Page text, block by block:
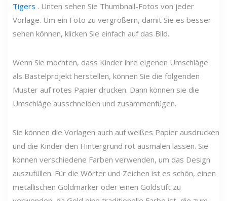
Tigers . Unten sehen Sie Thumbnail-Fotos von jeder
Vorlage. Um ein Foto zu vergrößern, damit Sie es besser
sehen können, klicken Sie einfach auf das Bild.
Wenn Sie möchten, dass Kinder ihre eigenen Umschläge
als Bastelprojekt herstellen, können Sie die folgenden
Muster auf rotes Papier drucken. Dann können sie die
Umschläge ausschneiden und zusammenfügen.
Sie können die Vorlagen auch auf weißes Papier ausdrucken
und die Kinder den Hintergrund rot ausmalen lassen. Sie
können verschiedene Farben verwenden, um das Design
auszufüllen. Für die Wörter und Zeichen ist es schön, einen
metallischen Goldmarker oder einen Goldstift zu